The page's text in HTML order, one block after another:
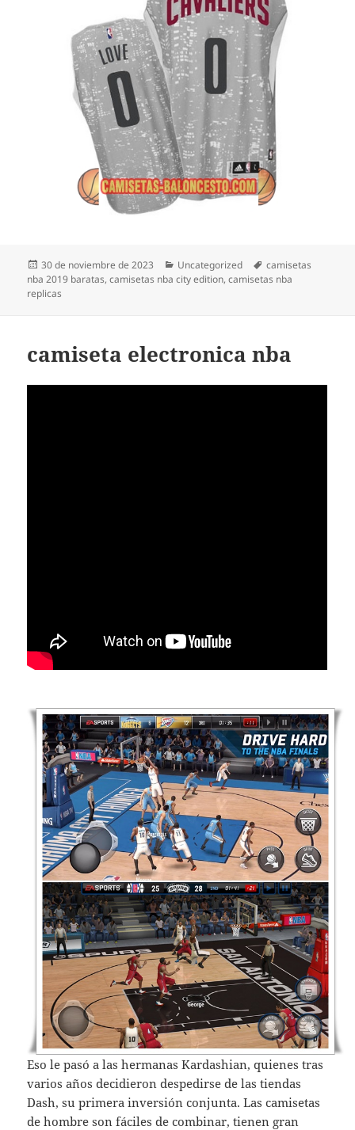
Publicado
el
30 de noviembre de 2023 Categorías
Uncategorized Etiquetas
camisetas
nba 2019 baratas,camisetas nba city edition,camisetas nba
replicas
camiseta electronica nba
Eso le pasó a las hermanas Kardashian, quienes tras
varios años decidieron despedirse de las tiendas
Dash, su primera inversión conjunta. Las camisetas
de hombre son fáciles de combinar, tienen gran